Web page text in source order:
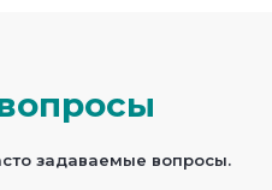
задаваемые вопросы.